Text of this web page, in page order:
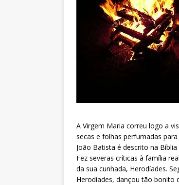
A Virgem Maria correu logo a
secas e folhas perfumadas
João Batista é descrito na
Fez severas críticas à família
da sua cunhada, Herodíades.
Herodíades, dançou tão bonito